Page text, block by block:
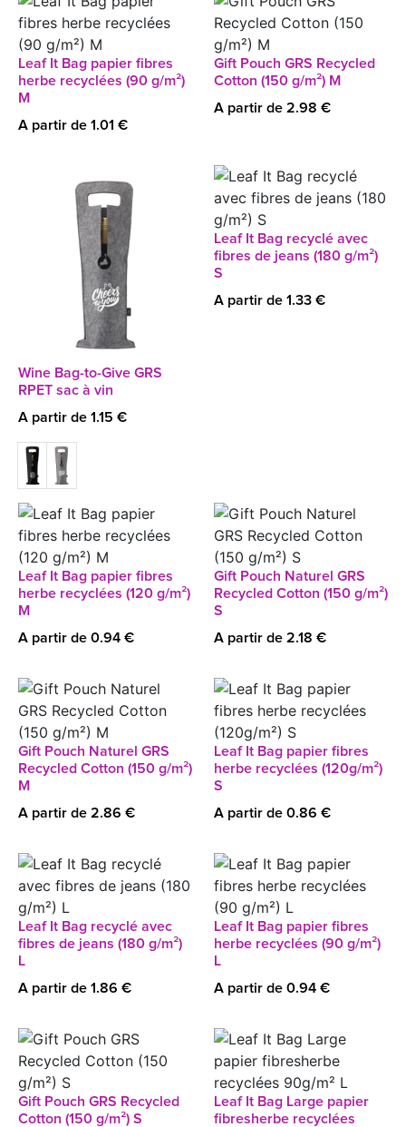
Leaf It Bag papier fibres
herbe recyclées (90 g/m²)
M
A partir de 1.01 €
Gift Pouch GRS Recycled
Cotton (150 g/m²) M
A partir de 2.98 €
Wine Bag-to-Give GRS
RPET sac à vin
A partir de 1.15 €
Leaf It Bag recyclé avec
fibres de jeans (180 g/m²)
S
A partir de 1.33 €
Leaf It Bag papier fibres
herbe recyclées (120 g/m²)
M
A partir de 0.94 €
Gift Pouch Naturel GRS
Recycled Cotton (150 g/m²)
S
A partir de 2.18 €
Gift Pouch Naturel GRS
Recycled Cotton (150 g/m²)
M
A partir de 2.86 €
Leaf It Bag papier fibres
herbe recyclées (120g/m²)
S
A partir de 0.86 €
Leaf It Bag recyclé avec
fibres de jeans (180 g/m²)
L
A partir de 1.86 €
Leaf It Bag papier fibres
herbe recyclées (90 g/m²)
L
A partir de 0.94 €
Gift Pouch GRS Recycled
Cotton (150 g/m²) S
Leaf It Bag Large papier
fibresherbe recyclées